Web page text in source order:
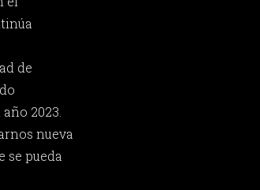
de
2023.
nueva
se pueda